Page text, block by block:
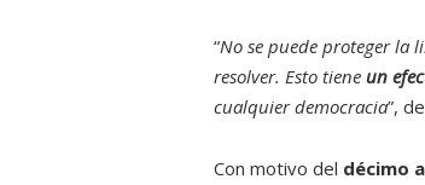
“No se puede proteger la
resolver. Esto tiene un
cualquier democracia”,
Con motivo del décimo